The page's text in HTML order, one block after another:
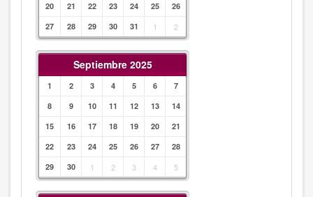
20
21 22 23 24 25
26
27
28 29 30 31 1 2
Septiembre 2025
1 2 3 4 5 6
7
8
9 10 11 12 13
14
15
16 17 18 19 20
21
22
23 24 25 26 27
28
29
30 1 2 3 4 5